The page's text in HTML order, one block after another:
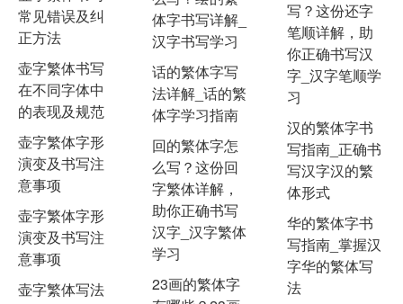
常见错误及纠
正方法
壶字繁体书写
在不同字体中
的表现及规范
壶字繁体字形
演变及书写注
意事项
壶字繁体字形
演变及书写注
意事项
壶字繁体写法
体字书写详解_
汉字书写学习
话的繁体字写
法详解_话的繁
体字学习指南
回的繁体字怎
么写？这份回
字繁体详解，
助你正确书写
汉字_汉字繁体
学习
23画的繁体字
写？这份还字
笔顺详解，助
你正确书写汉
字_汉字笔顺学
习
汉的繁体字书
写指南_正确书
写汉字汉的繁
体形式
华的繁体字书
写指南_掌握汉
字华的繁体写
法